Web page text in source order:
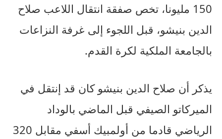
150 مليونا، تخص صفقة انتقال اللاعب صلاح
الدين بنيشو، قبل اللجوء إلى غرفة النزاعات
بالجامعة الملكية لكرة القدم.
يذكر أن صلاح الدين بنيشو كان قد إنتقل في
الميركاتو الصيفي قبل الماضي بالوداد
الرياضي قادما من أولمبيك أسفي مقابل 320